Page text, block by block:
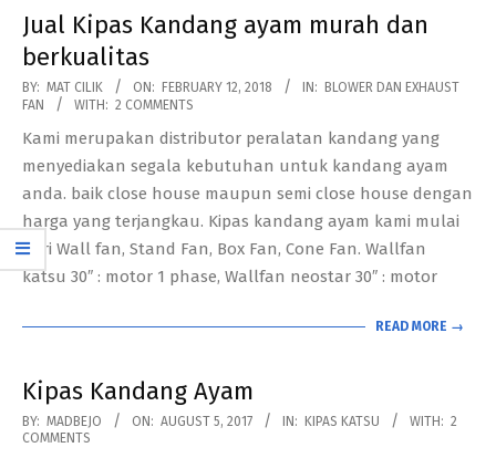
Jual Kipas Kandang ayam murah dan
berkualitas
2018-
02-
12
BY: MAT CILIK ON: FEBRUARY 12, 2018 IN:
BLOWER DAN EXHAUST
FAN
WITH: 2 COMMENTS
Kami merupakan distributor peralatan kandang yang
menyediakan segala kebutuhan untuk kandang ayam
anda. baik close house maupun semi close house dengan
harga yang terjangkau. Kipas kandang ayam kami mulai
dari Wall fan, Stand Fan, Box Fan, Cone Fan. Wallfan
katsu 30″ : motor 1 phase, Wallfan neostar 30″ : motor
READ MORE →
Kipas Kandang Ayam
2017-
08-
BY: MADBEJO ON: AUGUST 5, 2017 IN: KIPAS KATSU WITH: 2
COMMENTS